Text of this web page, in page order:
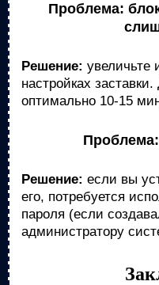
Проблема:
Решение: увеличьте
настройках
оптимально 10-15
Решение: если вы
его, потребуется
пароля (если
администратору